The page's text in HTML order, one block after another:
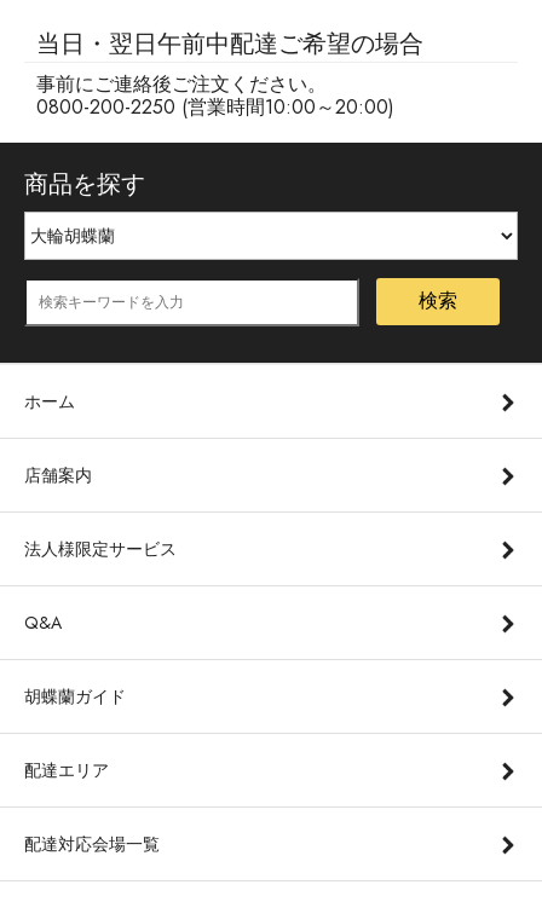
当日・翌日午前中配達ご希望の場合
事前にご連絡後ご注文ください。
0800-200-2250 (営業時間10:00～20:00)
商品を探す
検索
ホーム
店舗案内
法人様限定サービス
Q&A
胡蝶蘭ガイド
配達エリア
配達対応会場一覧